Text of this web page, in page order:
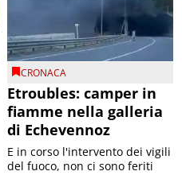
CRONACA
Etroubles: camper in
fiamme nella galleria
di Echevennoz
E in corso l'intervento dei vigili
del fuoco, non ci sono feriti